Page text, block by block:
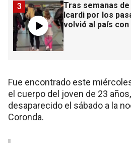
Tras semanas
Icardi por los
volvió al país con
3
Fue encontrado este
el cuerpo del joven de 23
desaparecido el sábado a la
Coronda.